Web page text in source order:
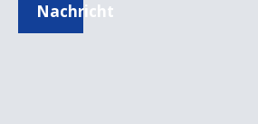
Nachricht